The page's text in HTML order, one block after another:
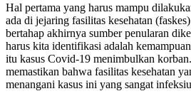
Hal pertama yang harus mampu
ada di jejaring fasilitas kesehatan
bertahap akhirnya sumber penularan
harus kita identifikasi adalah
itu kasus Covid-19 menimbulkan
memastikan bahwa fasilitas kesehatan
menangani kasus ini yang sangat